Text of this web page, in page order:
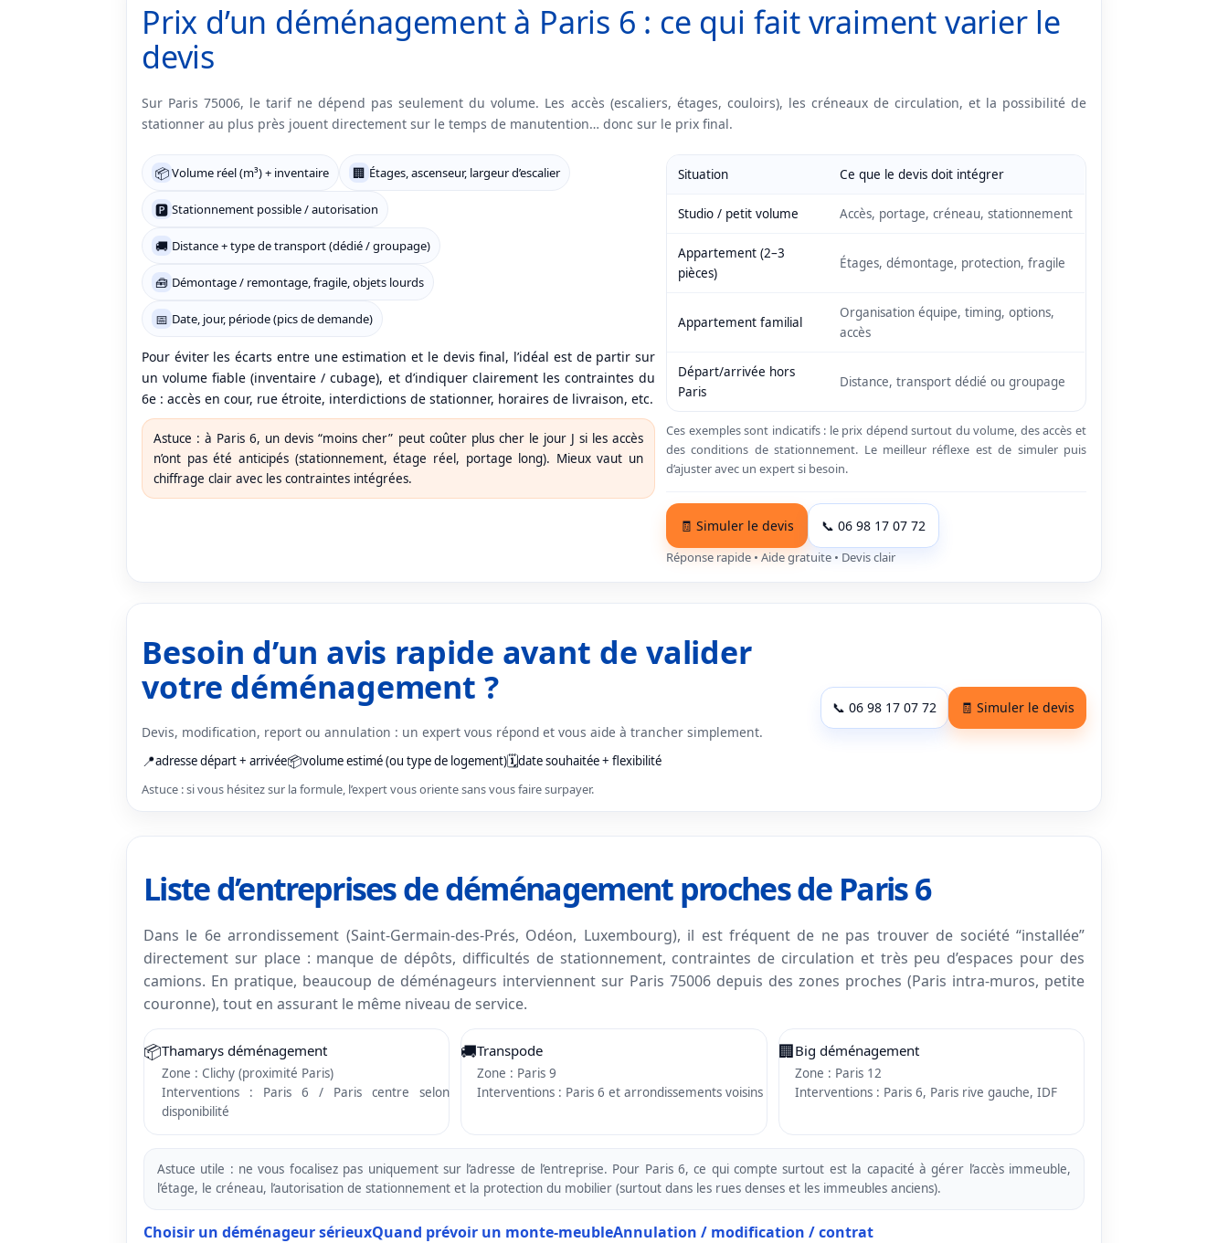
Prix d’un déménagement à Paris 6 : ce qui fait vraiment varier le
devis
Sur Paris 75006, le tarif ne dépend pas seulement du volume. Les accès (escaliers, étages, couloirs), les créneaux de circulation, et la possibilité de
stationner au plus près jouent directement sur le temps de manutention… donc sur le prix final.
📦Volume réel (m³) + inventaire 🏢 Étages, ascenseur, largeur d’escalier
🅿️ Stationnement possible / autorisation
🚚 Distance + type de transport (dédié / groupage)
🧰 Démontage / remontage, fragile, objets lourds
📅 Date, jour, période (pics de demande)
Pour éviter les écarts entre une estimation et le devis final, l’idéal est de partir sur
un volume fiable (inventaire / cubage), et d’indiquer clairement les contraintes du
6e : accès en cour, rue étroite, interdictions de stationner, horaires de livraison, etc.
Astuce : à Paris 6, un devis “moins cher” peut coûter plus cher le jour J si les accès
n’ont pas été anticipés (stationnement, étage réel, portage long). Mieux vaut un
chiffrage clair avec les contraintes intégrées.
Situation Ce que le devis doit intégrer
Studio / petit volume Accès, portage, créneau, stationnement
Appartement (2–3
pièces)
Étages, démontage, protection, fragile
Appartement familial
Organisation équipe, timing, options,
accès
Départ/arrivée hors
Paris
Distance, transport dédié ou groupage
Ces exemples sont indicatifs : le prix dépend surtout du volume, des accès et
des conditions de stationnement. Le meilleur réflexe est de simuler puis
d’ajuster avec un expert si besoin.
🧾 Simuler le devis 📞 06 98 17 07 72
Réponse rapide • Aide gratuite • Devis clair
Besoin d’un avis rapide avant de valider
votre déménagement ?
Devis, modification, report ou annulation : un expert vous répond et vous aide à trancher simplement.
📍adresse départ + arrivée📦volume estimé (ou type de logement)🗓️date souhaitée + flexibilité
Astuce : si vous hésitez sur la formule, l’expert vous oriente sans vous faire surpayer.
📞 06 98 17 07 72 🧾 Simuler le devis
Liste d’entreprises de déménagement proches de Paris 6
Dans le 6e arrondissement (Saint-Germain-des-Prés, Odéon, Luxembourg), il est fréquent de ne pas trouver de société “installée”
directement sur place : manque de dépôts, difficultés de stationnement, contraintes de circulation et très peu d’espaces pour des
camions. En pratique, beaucoup de déménageurs interviennent sur Paris 75006 depuis des zones proches (Paris intra-muros, petite
couronne), tout en assurant le même niveau de service.
📦Thamarys déménagement
Zone : Clichy (proximité Paris)
Interventions : Paris 6 / Paris centre selon
disponibilité
🚚Transpode
Zone : Paris 9
Interventions : Paris 6 et arrondissements voisins
🏢Big déménagement
Zone : Paris 12
Interventions : Paris 6, Paris rive gauche, IDF
Astuce utile : ne vous focalisez pas uniquement sur l’adresse de l’entreprise. Pour Paris 6, ce qui compte surtout est la capacité à gérer l’accès immeuble,
l’étage, le créneau, l’autorisation de stationnement et la protection du mobilier (surtout dans les rues denses et les immeubles anciens).
Choisir un déménageur sérieuxQuand prévoir un monte-meubleAnnulation / modification / contrat